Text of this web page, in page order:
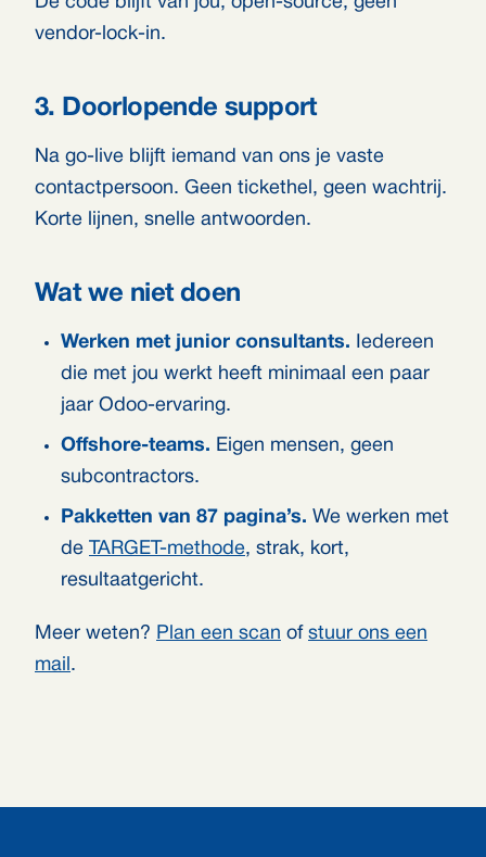
vendor-lock-in.
3. Doorlopende support
Na go-live blijft iemand van ons je vaste
contactpersoon. Geen tickethel, geen wachtrij.
Korte lijnen, snelle antwoorden.
Wat we niet doen
Werken met junior consultants. Iedereen
die met jou werkt heeft minimaal een paar
jaar Odoo-ervaring.
Offshore-teams. Eigen mensen, geen
subcontractors.
Pakketten van 87 pagina’s. We werken met
de
TARGET-methode, strak, kort,
resultaatgericht.
Meer weten? Plan een scan of stuur ons een
mail .